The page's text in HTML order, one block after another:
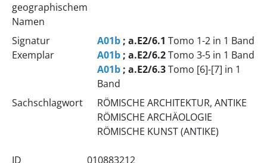
geographischem
Namen
Signatur
Exemplar
A01b; a.E2/6.1 Tomo 1-2 in 1 Band
A01b; a.E2/6.2Tomo 3-5 in 1 Band
A01b; a.E2/6.3Tomo [6]-[7] in 1
Band
Sachschlagwort
RÖMISCHE ARCHITEKTUR, ANTIKE
RÖMISCHE ARCHÄOLOGIE
RÖMISCHE KUNST (ANTIKE)
ID 010883212